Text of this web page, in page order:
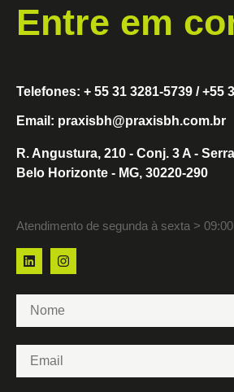
Entre em
Telefones: + 55 31 3281-5739 / +55
Email: praxisbh@praxisbh.com.br
R. Angustura, 210 - Conj. 3 A - Serra
Belo Horizonte - MG, 30220-290
Atendimento de segunda à sexta >